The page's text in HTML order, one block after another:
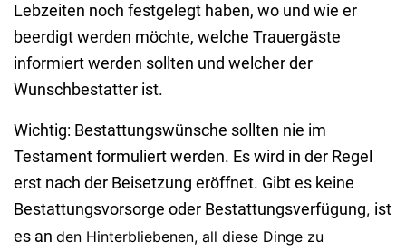
Lebzeiten noch festgelegt haben, wo und wie er
beerdigt werden möchte, welche Trauergäste
informiert werden sollten und welcher der
Wunschbestatter ist.
Wichtig: Bestattungswünsche sollten nie im
Testament formuliert werden. Es wird in der Regel
erst nach der Beisetzung eröffnet. Gibt es keine
Bestattungsvorsorge oder Bestattungsverfügung, ist
es an den Hinterbliebenen, all diese Dinge zu